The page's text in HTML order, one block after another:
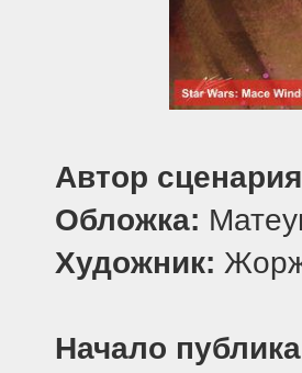
Автор
Обложка:
Художник:
Начало